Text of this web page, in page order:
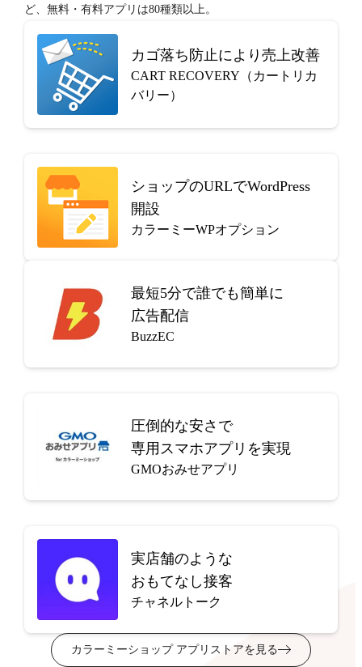
ど、無料・有料アプリは80種類以上。
カゴ落ち防止により売上改善
CART RECOVERY（カートリカ
バリー）
ショップのURLでWordPress
開設
カラーミーWPオプション
最短5分で誰でも簡単に
広告配信
BuzzEC
圧倒的な安さで
専用スマホアプリを実現
GMOおみせアプリ
実店舗のような
おもてなし接客
チャネルトーク
カラーミーショップ アプリストアを見る